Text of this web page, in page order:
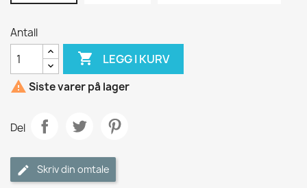
Antall
 LEGG I KURV
 Siste varer på lager
Del
Skriv din omtale